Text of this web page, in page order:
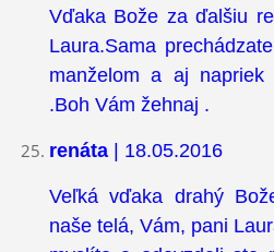
Vďaka Bože za ďalšiu
Laura.Sama
manželom a aj
.Boh Vám žehnaj .
renáta| 18.05.2016
Veľká vďaka drahý
naše telá, Vám, pani